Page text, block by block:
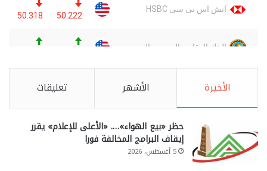
الأخيرة الأشهر تعليقات
حظر «بيع الهواء»…. «الأعلى للإعلام» يقرر
إيقاف البرامج المخالفة فورا
5 أغسطس، 2026